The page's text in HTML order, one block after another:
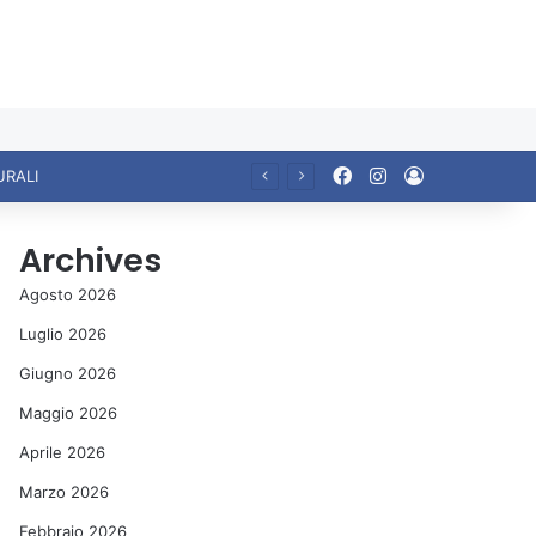
FacebookInstagram
Archives
Agosto 2026
Luglio 2026
Giugno 2026
Maggio 2026
Aprile 2026
Marzo 2026
Febbraio 2026